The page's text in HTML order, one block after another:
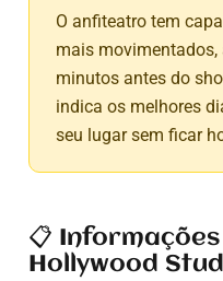
O anfiteatro tem
mais
minutos antes do
indica os melhores
seu lugar sem ficar
📋
Hollywood